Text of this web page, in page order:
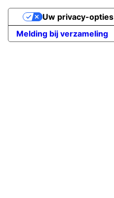
Melding bij verzameling
Uw privacy-opties